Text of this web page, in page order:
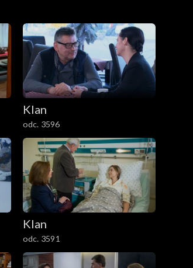
Klan
odc. 3596
Klan
odc. 3591